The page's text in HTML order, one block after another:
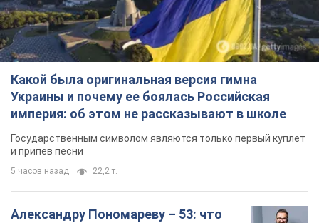
Какой была оригинальная версия гимна
Украины и почему ее боялась Российская
империя: об этом не рассказывают в школе
Государственным символом являются только первый куплет
и припев песни
5 часов назад 22,2 т.
Александру Пономареву – 53: что